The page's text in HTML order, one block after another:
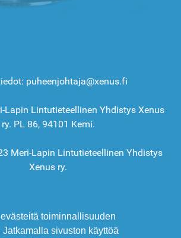
toiminnallisuuden
Jatkamalla sivuston käyttöä
puheenjohtaja@xenus.fi
Lapin Lintutieteellinen Yhdistys Xenus
ry. PL 86, 94101 Kemi.
Meri-Lapin Lintutieteellinen Yhdistys
Xenus ry.